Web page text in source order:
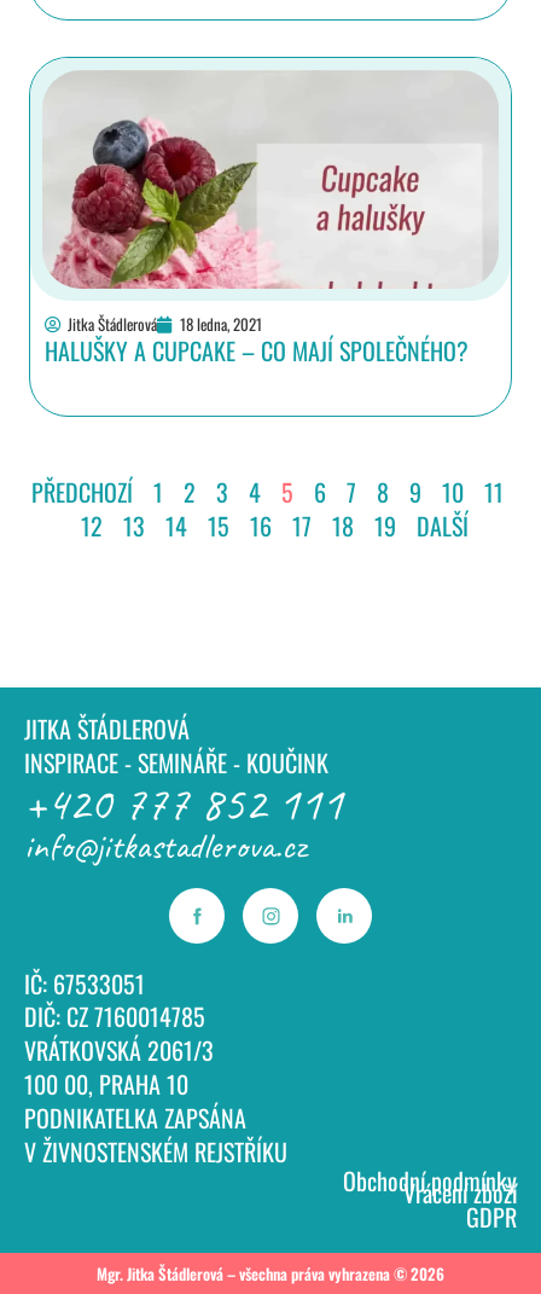
Jitka Štádlerová 18 ledna, 2021
HALUŠKY A CUPCAKE – CO MAJÍ SPOLEČNÉHO?
PŘEDCHOZÍ 1 2 3 4 5 6 7 8 9 10 11
12 13 14 15 16 17 18 19 DALŠÍ
JITKA ŠTÁDLEROVÁ
INSPIRACE - SEMINÁŘE - KOUČINK
+420 777 852 111
info@jitkastadlerova.cz
IČ: 67533051
DIČ: CZ 7160014785
VRÁTKOVSKÁ 2061/3
100 00, PRAHA 10
PODNIKATELKA ZAPSÁNA
V ŽIVNOSTENSKÉM REJSTŘÍKU
Obchodní podmínky
Vrácení zboží
GDPR
Mgr. Jitka Štádlerová – všechna práva vyhrazena © 2026